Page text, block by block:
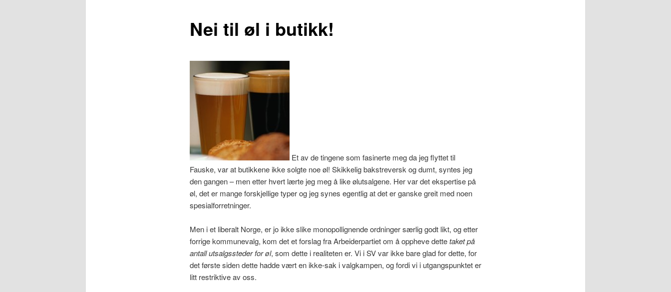
Nei til øl i butikk!
Et av de tingene som fasinerte meg da jeg flyttet til
Fauske, var at butikkene ikke solgte noe øl! Skikkelig bakstreversk og dumt, syntes jeg
den gangen – men etter hvert lærte jeg meg å like ølutsalgene. Her var det ekspertise på
øl, det er mange forskjellige typer og jeg synes egentlig at det er ganske greit med noen
spesialforretninger.
Men i et liberalt Norge, er jo ikke slike monopollignende ordninger særlig godt likt, og etter
forrige kommunevalg, kom det et forslag fra Arbeiderpartiet om å oppheve dettetaket på
antall utsalgssteder for øl, som dette i realiteten er. Vi i SV var ikke bare glad for dette, for
det første siden dette hadde vært en ikke-sak i valgkampen, og fordi vi i utgangspunktet er
litt restriktive av oss.